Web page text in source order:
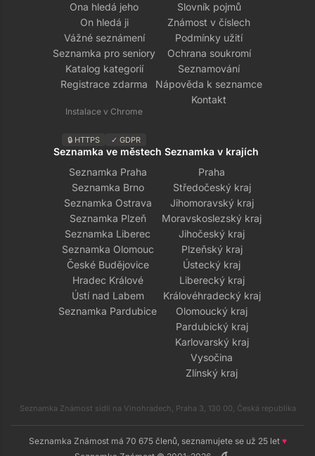
Ona hledá jeho
On hledá ji
Vážné seznámení
Seznamka pro seniory
Katalog kategorií
Registrace zdarma
Instalace v Chrome
🔒 HTTPS ✓ GDPR
Slovník pojmů
Známost v číslech
Podmínky užití
Ochrana soukromí
Seznamování
Nápověda k seznamce
Kontakt
Seznamka ve městech
Seznamka Praha
Seznamka Brno
Seznamka Ostrava
Seznamka Plzeň
Seznamka Liberec
Seznamka Olomouc
České Budějovice
Hradec Králové
Ústí nad Labem
Seznamka Pardubice
Seznamka v krajích
Praha
Středočeský kraj
Jihomoravský kraj
Moravskoslezský kraj
Jihočeský kraj
Plzeňský kraj
Ústecký kraj
Liberecký kraj
Královéhradecký kraj
Olomoucký kraj
Pardubický kraj
Karlovarský kraj
Vysočina
Zlínský kraj
Seznamka Známost sídlí na Vinohradech, Praha 3, 130 00, Česká republika
Seznamka Známost má 70 675 členů, seznamujete se už 25 let ♥